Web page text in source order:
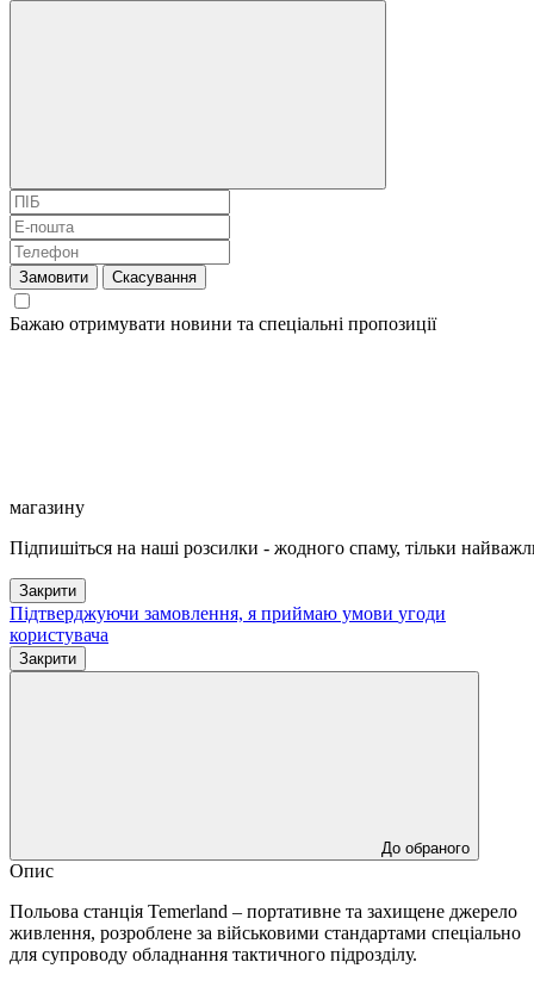
Замовити Скасування
Бажаю отримувати новини та спеціальні пропозиції
магазину
Підпишіться на наші розсилки - жодного спаму, тільки
Закрити
Підтверджуючи замовлення, я приймаю умови угоди
користувача
Закрити
До обраного
Опис
Польова станція Temerland – портативне та захищене джерело
живлення, розроблене за військовими стандартами спеціально
для супроводу обладнання тактичного підрозділу.